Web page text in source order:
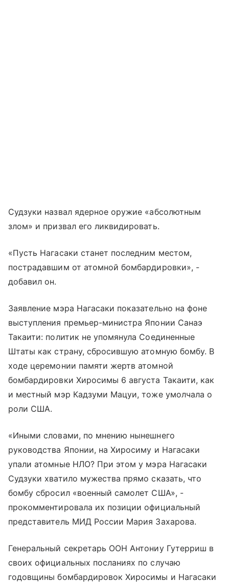
Судзуки назвал ядерное оружие «абсолютным
злом» и призвал его ликвидировать.
«Пусть Нагасаки станет последним местом,
пострадавшим от атомной бомбардировки», -
добавил он.
Заявление мэра Нагасаки показательно на фоне
выступления премьер-министра Японии Санаэ
Такаити: политик не упомянула Соединенные
Штаты как страну, сбросившую атомную бомбу. В
ходе церемонии памяти жертв атомной
бомбардировки Хиросимы 6 августа Такаити, как
и местный мэр Кадзуми Мацуи, тоже умолчала о
роли США.
«Иными словами, по мнению нынешнего
руководства Японии, на Хиросиму и Нагасаки
упали атомные НЛО? При этом у мэра Нагасаки
Судзуки хватило мужества прямо сказать, что
бомбу сбросил «военный самолет США», -
прокомментировала их позиции официальный
представитель МИД России Мария Захарова.
Генеральный секретарь ООН Антониу Гутерриш в
своих официальных посланиях по случаю
годовщины бомбардировок Хиросимы и Нагасаки